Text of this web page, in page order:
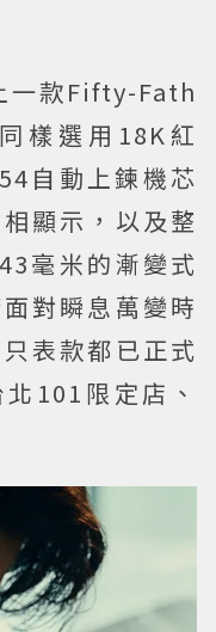
一款Fifty-Fath
樣選用18K紅
自動上鍊機芯
顯示，以及整
毫米的漸變式
對瞬息萬變時
表款都已正式
101限定店、